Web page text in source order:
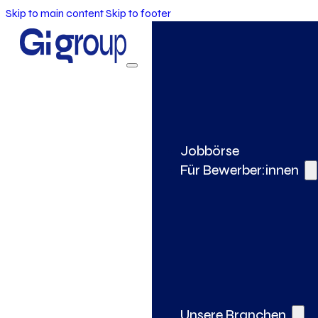
Skip to main contentSkip to footer
Jobbörse
Für Bewerber:innen